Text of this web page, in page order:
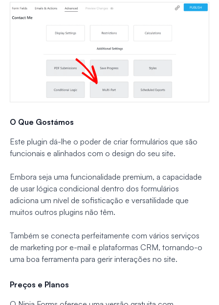
O Que Gostámos
Este plugin dá-lhe o poder de criar formulários que são
funcionais e alinhados com o design do seu site.
Embora seja uma funcionalidade premium, a capacidade
de usar lógica condicional dentro dos formulários
adiciona um nível de sofisticação e versatilidade que
muitos outros plugins não têm.
Também se conecta perfeitamente com vários serviços
de marketing por e-mail e plataformas CRM, tornando-o
uma boa ferramenta para gerir interações no site.
Preços e Planos